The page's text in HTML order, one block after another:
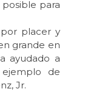
para
por placer y
grande en
ayudado a
de
Jr.